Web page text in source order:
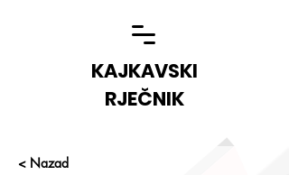
KAJKAVSKI
RJEČNIK
< Nazad